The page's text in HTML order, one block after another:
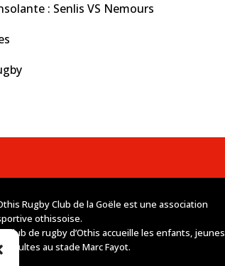
: Senlis VS Nemours
Rugby Club de la Goële est une association
othissoise.
club de rugby d’Othis accueille les enfants, jeunes
adultes au stade Marc Fayot.